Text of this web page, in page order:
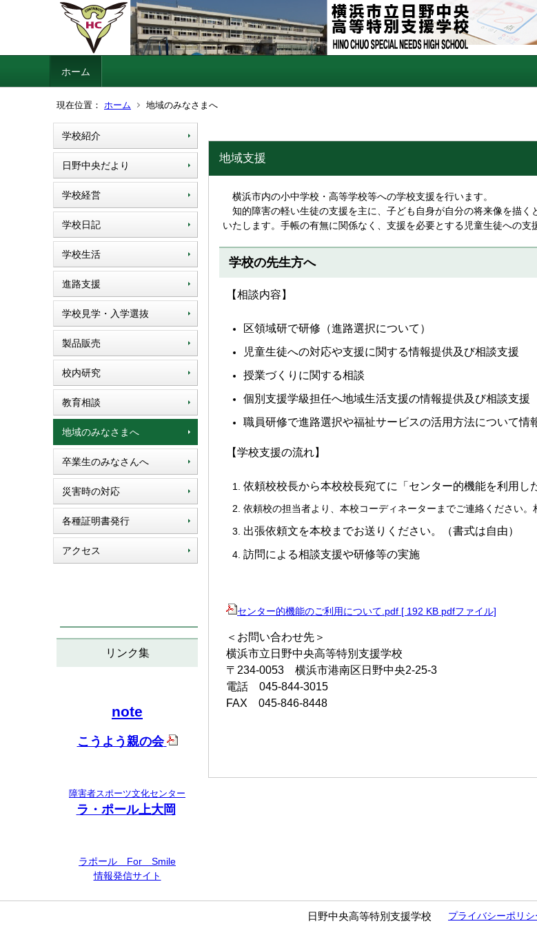
ホーム
現在位置： ホーム 地域のみなさまへ
学校紹介
日野中央だより
学校経営
学校日記
学校生活
進路支援
学校見学・入学選抜
製品販売
校内研究
教育相談
地域のみなさまへ
卒業生のみなさんへ
災害時の対応
各種証明書発行
アクセス
リンク集
note
こうよう親の会
障害者スポーツ文化センター
ラ・ポール上大岡
ラポール For Smile
情報発信サイト
地域支援
横浜市内の小中学校・高等学校等への学校支援を行います。
知的障害の軽い生徒の支援を主に、子ども自身が自分の将来像を描
いたします。手帳の有無に関係なく、支援を必要とする児童生徒への支
学校の先生方へ
【相談内容】
区領域研で研修（進路選択について）
児童生徒への対応や支援に関する情報提供及び相談支援
授業づくりに関する相談
個別支援学級担任へ地域生活支援の情報提供及び相談支援
職員研修で進路選択や福祉サービスの活用方法につい
【学校支援の流れ】
依頼校校長から本校校長宛てに「センター的機能を利用し
依頼校の担当者より、本校コーディネーターまでご連絡ください。
出張依頼文を本校までお送りください。（書式は自由）
訪問による相談支援や研修等の実施
センター的機能のご利用について.pdf [ 192 KB pdfファイル]
＜お問い合わせ先＞
横浜市立日野中央高等特別支援学校
〒234-0053 横浜市港南区日野中央2-25-3
電話 045-844-3015
FAX 045-846-8448
日野中央高等特別支援学校 プライバシーポリシ